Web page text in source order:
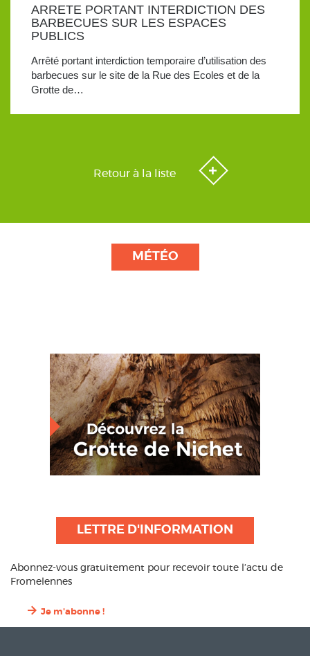
ARRETE PORTANT INTERDICTION DES
BARBECUES SUR LES ESPACES
PUBLICS
Arrêté portant interdiction temporaire d’utilisation des
barbecues sur le site de la Rue des Ecoles et de la
Grotte de…
Retour à la liste
MÉTÉO
LETTRE D'INFORMATION
Abonnez-vous gratuitement pour recevoir toute l’actu de
Fromelennes
Je m'abonne !